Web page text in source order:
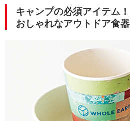
キャンプの必須アイテム！
おしゃれなアウトドア食器